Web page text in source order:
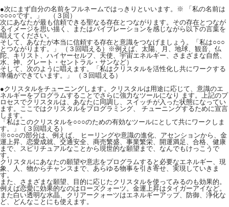
●次にまず自分の名前をフルネームではっきりといいます。※ 「私の名前は
○○○○です。」 （３回）
次にあなたが最も信頼できる聖なる存在とつながります。その存在とつなが
るイメージを思い描く、またはバイブレーションを感じながら以下の言葉を
唱えてください。
そして、あなたが本当に信頼する存在と意識をつなげましょう。「私は○○○
とつながります。」 （３回唱える）※例えば、太陽、月、地球、観音、仏
陀、キリスト、ハイヤーセルフ、天使、宇宙エネルギー、さまざまな自然、
水、神、グレート・セントラル・サンなど）
そして、次のように唱えます。「私はクリスタルを活性化し共にワークする
準備ができています。」 （３回唱える）
●クリスタルをチューニングします。クリスタルは用途に応じて、意識のエ
ネルギーをプログラムすることでさらに強力なツールになり ます。上記のプ
ロセスでクリスタルは、あなたに同調し、スイッチが入った状態になってい
ます。ここではクリスタルをプログラミング、 チューニングするために宣言
します。
「私はこのクリスタルを○○○のための有効なツールにとして共にワークしま
す。」（３回唱える）
※○○○の部分は、例えば、 ヒーリングや意識の進化、アセンションから、金
運上昇、恋愛成就、交通安全、商売繁盛、事業繁栄、開運満足、合格、健康
まで、スピリチュアルなことから現世的な願望まで、なんでもけっこうで
す。
クリスタルにあなたの願望や意志をプログラムすると必要なエネルギー、現
象、人、物からチャンスまで、あらゆる物事を引き寄せ、実現していきま
す。
また、さまざまな願望、目的に応じたクリスタルを使ってみるのも効果的。
例えば恋愛に効果的なのはローズクォーツ。金運上昇はタイガーアイなど。
また白い透明な水晶、クリアークォーツはエネルギーアップ、防御、浄化な
ど、どんなことにも使えます。